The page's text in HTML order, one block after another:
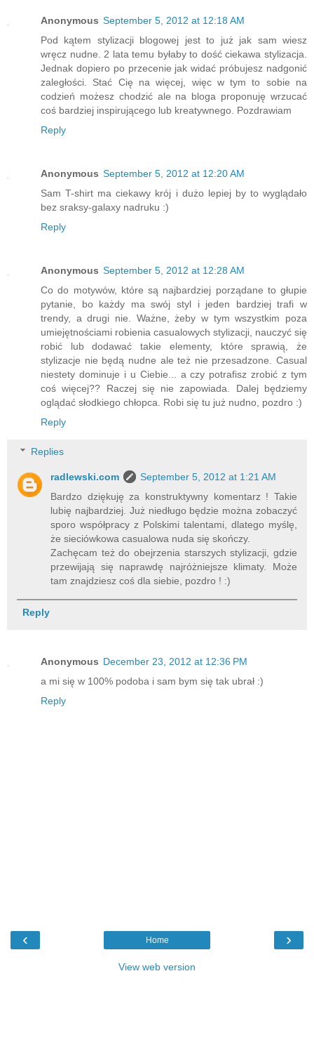
Anonymous September 5, 2012 at 12:18 AM
Pod kątem stylizacji blogowej jest to już jak sam wiesz
wręcz nudne. 2 lata temu byłaby to dość ciekawa stylizacja.
Jednak dopiero po przecenie jak widać próbujesz nadgonić
zaległości. Stać Cię na więcej, więc w tym to sobie na
codzień możesz chodzić ale na bloga proponuję wrzucać
coś bardziej inspirującego lub kreatywnego. Pozdrawiam
Reply
Anonymous September 5, 2012 at 12:20 AM
Sam T-shirt ma ciekawy krój i dużo lepiej by to wyglądało
bez sraksy-galaxy nadruku :)
Reply
Anonymous September 5, 2012 at 12:28 AM
Co do motywów, które są najbardziej porządane to głupie
pytanie, bo każdy ma swój styl i jeden bardziej trafi w
trendy, a drugi nie. Ważne, żeby w tym wszystkim poza
umiejętnościami robienia casualowych stylizacji, nauczyć się
robić lub dodawać takie elementy, które sprawią, że
stylizacje nie będą nudne ale też nie przesadzone. Casual
niestety dominuje i u Ciebie... a czy potrafisz zrobić z tym
coś więcej?? Raczej się nie zapowiada. Dalej będziemy
oglądać słodkiego chłopca. Robi się tu już nudno, pozdro :)
Reply
Replies
radlewski.com
September 5, 2012 at 1:21 AM
Bardzo dziękuję za konstruktywny komentarz ! Takie
lubię najbardziej. Już niedługo będzie można zobaczyć
sporo współpracy z Polskimi talentami, dlatego myślę,
że sieciówkowa casualowa nuda się skończy.
Zachęcam też do obejrzenia starszych stylizacji, gdzie
przewijają się naprawdę najróżniejsze klimaty. Może
tam znajdziesz coś dla siebie, pozdro ! :)
Reply
Anonymous December 23, 2012 at 12:36 PM
a mi się w 100% podoba i sam bym się tak ubrał :)
Reply
‹ ›
Home
View web version